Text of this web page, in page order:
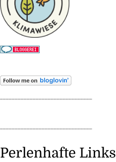
Perlenhafte Links